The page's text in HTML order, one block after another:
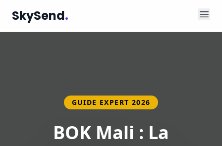
SkySend.
GUIDE EXPERT 2026
BOK Mali : La